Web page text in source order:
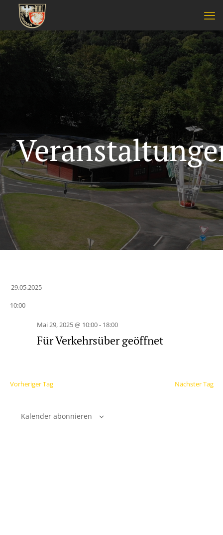
29.05.2025
wählen.
10:00
Mai 29, 2025 @ 10:00- 18:00
Für Verkehrsüber geöffnet
Vorheriger Tag Nächster Tag
Kalender abonnieren